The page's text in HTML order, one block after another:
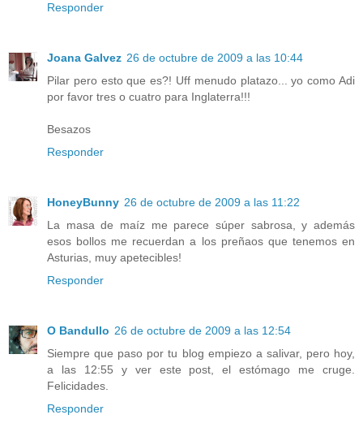
Responder
Joana Galvez 26 de octubre de 2009 a las 10:44
Pilar pero esto que es?! Uff menudo platazo... yo como Adi
por favor tres o cuatro para Inglaterra!!!
Besazos
Responder
HoneyBunny 26 de octubre de 2009 a las 11:22
La masa de maíz me parece súper sabrosa, y además
esos bollos me recuerdan a los preñaos que tenemos en
Asturias, muy apetecibles!
Responder
O Bandullo 26 de octubre de 2009 a las 12:54
Siempre que paso por tu blog empiezo a salivar, pero hoy,
a las 12:55 y ver este post, el estómago me cruge.
Felicidades.
Responder